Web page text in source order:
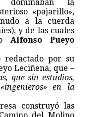
dominaban la
«pajarillo»,
a la cuerda
y de las cuales
Alfonso Pueyo
por su
Leciñena, que –
que sin estudios,
en la
construyó las